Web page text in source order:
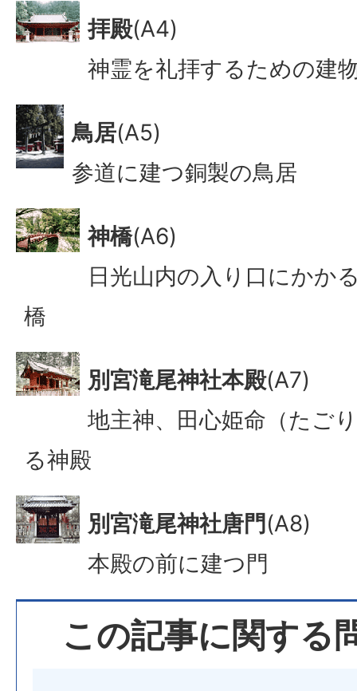
拝殿(A4)
神霊を礼拝するための建
鳥居(A5)
参道に建つ銅製の鳥居
神橋(A6)
日光山内の入り口にかか
橋
別宮滝尾神社本殿(A7)
地主神、田心姫命（たご
る神殿
別宮滝尾神社唐門 (A8)
本殿の前に建つ門
この記事に関する